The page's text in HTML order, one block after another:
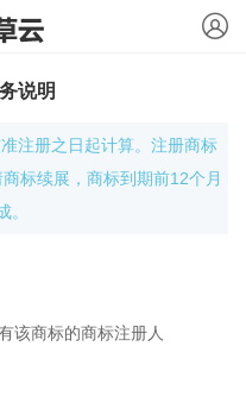
说明
注册之日起计算。注册商标
标续展，商标到期前12个月
该商标的商标注册人